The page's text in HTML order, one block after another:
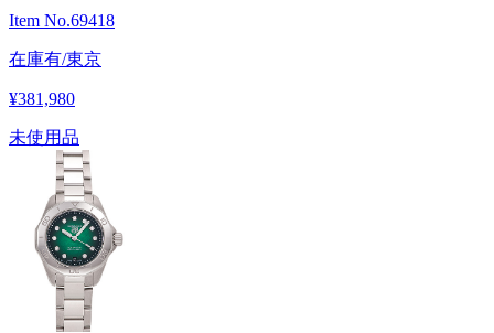
Item No.69418
在庫有/東京
¥381,980
未使用品